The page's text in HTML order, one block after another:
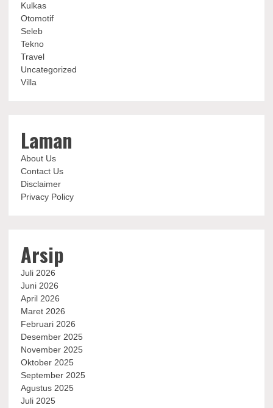
Kulkas
Otomotif
Seleb
Tekno
Travel
Uncategorized
Villa
Laman
About Us
Contact Us
Disclaimer
Privacy Policy
Arsip
Juli 2026
Juni 2026
April 2026
Maret 2026
Februari 2026
Desember 2025
November 2025
Oktober 2025
September 2025
Agustus 2025
Juli 2025